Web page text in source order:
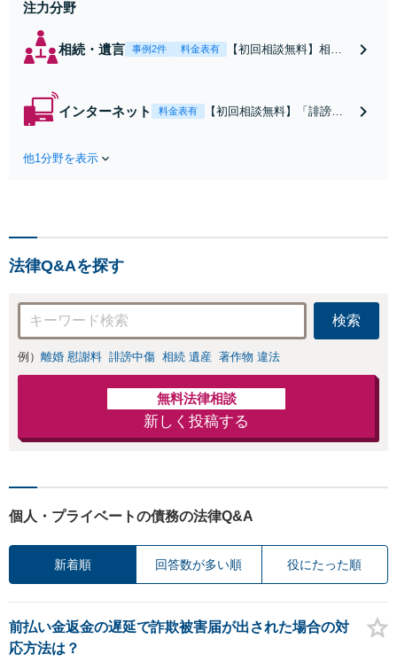
注力分野
相続・遺言 事例2件 料金表有
【初回相談無料】相続
より地域の特性や事情
インターネット 料金表有
【初回相談無料】「誹謗中
対応可。企業のネットトラ
他1分野を表示
法律Q&Aを探す
検索
例） 離婚 慰謝料 誹謗中傷 相続 遺産 著作物 違法
無料法律相談
新しく投稿する
個人・プライベートの債務の法律Q&A
新着順 回答数が多い順 役にたった順
前払い金返金の遅延で詐欺被害届が出された場合の対
応方法は？